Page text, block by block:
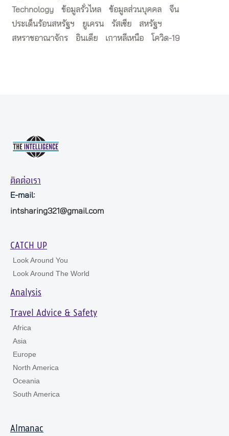
Technology
ข้อมูลรั่วไหล ข้อมูลส่วนบุคคล
จีน
ประเด็นร้อนสหรัฐฯ
ยูเครน รัสเซีย
สหรัฐฯ
สหราชอาณาจักร
อินเดีย เกาหลีเหนือ โควิด-19
ติดต่อเรา
E-mail:
intsharing321@gmail.com
CATCH UP
Look Around You
Look Around The World
Analysis
Travel Advice & Safety
Africa
Asia
Europe
North America
Oceania
South America
Almanac